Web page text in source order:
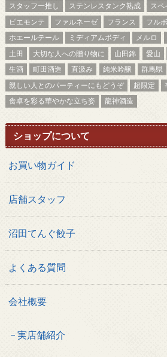
スタッフ一推し
ステンレスタンク熟成 スペ
ピエモンテ
ファルネーゼ フランス フル
ホエールテール
ミディアムボディ メルロ
土田
大切な人への贈り物に 山田錦 愛山
生酒
町田酒造 直汲み 純米吟醸
群馬県
親しい人とのパーティーにもどうぞ
超限定
食卓を彩る華やかな立ち姿
龍神酒造
ショップについて
お買い物ガイド
店舗スタッフ
沼田てんぐ餃子
よくある質問
会社概要
実店舗紹介